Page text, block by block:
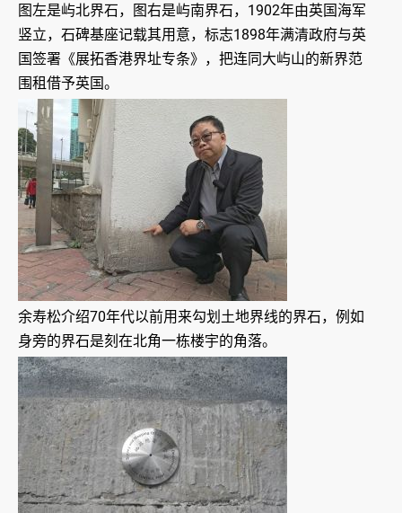
图左是屿北界石，图右是屿南界石，1902年由英国海军
竖立，石碑基座记载其用意，标志1898年满清政府与英
国签署《展拓香港界址专条》，把连同大屿山的新界范
围租借予英国。
余寿松介绍70年代以前用来勾划土地界线的界石，例如
身旁的界石是刻在北角一栋楼宇的角落。